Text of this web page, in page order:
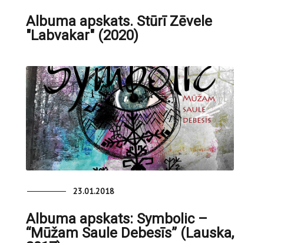
Albuma apskats. Stūrī Zēvele
"Labvakar" (2020)
23.01.2018
Albuma apskats: Symbolic –
“Mūžam Saule Debesīs” (Lauska,